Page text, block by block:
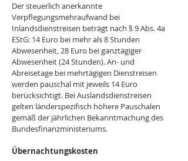
Der steuerlich anerkannte
Verpflegungsmehraufwand bei
Inlandsdienstreisen beträgt nach § 9 Abs. 4a
EStG: 14 Euro bei mehr als 8 Stunden
Abwesenheit, 28 Euro bei ganztägiger
Abwesenheit (24 Stunden). An- und
Abreisetage bei mehrtägigen Dienstreisen
werden pauschal mit jeweils 14 Euro
berücksichtigt. Bei Auslandsdienstreisen
gelten länderspezifisch höhere Pauschalen
gemäß der jährlichen Bekanntmachung des
Bundesfinanzministeriums.
Übernachtungskosten